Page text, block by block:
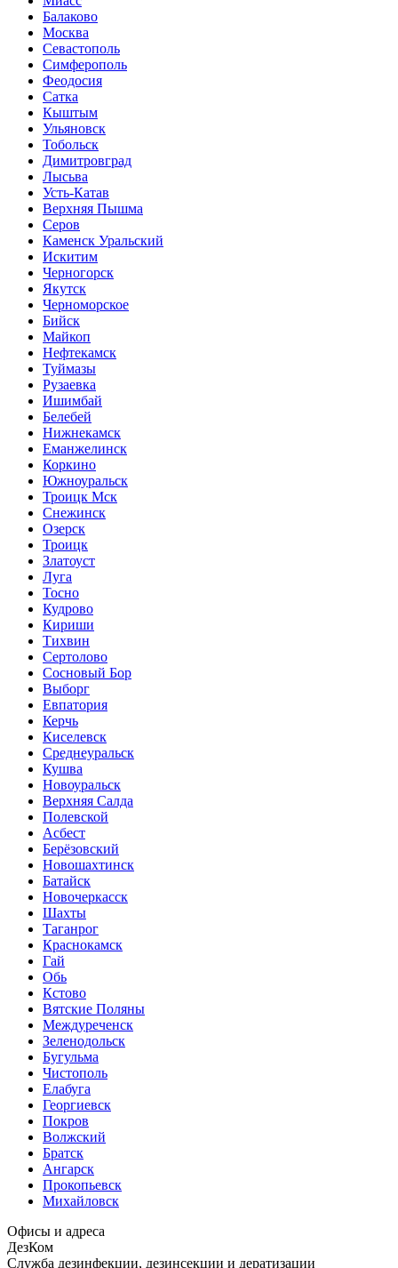
Балаково
Москва
Севастополь
Симферополь
Феодосия
Сатка
Кыштым
Ульяновск
Тобольск
Димитровград
Лысьва
Усть-Катав
Верхняя Пышма
Серов
Каменск Уральский
Искитим
Черногорск
Якутск
Черноморское
Бийск
Майкоп
Нефтекамск
Туймазы
Рузаевка
Ишимбай
Белебей
Нижнекамск
Еманжелинск
Коркино
Южноуральск
Троицк Мск
Снежинск
Озерск
Троицк
Златоуст
Луга
Тосно
Кудрово
Кириши
Тихвин
Сертолово
Сосновый Бор
Выборг
Евпатория
Керчь
Киселевск
Среднеуральск
Кушва
Новоуральск
Верхняя Салда
Полевской
Асбест
Берёзовский
Новошахтинск
Батайск
Новочеркасск
Шахты
Таганрог
Краснокамск
Гай
Обь
Кстово
Вятские Поляны
Междуреченск
Зеленодольск
Бугульма
Чистополь
Елабуга
Георгиевск
Покров
Волжский
Братск
Ангарск
Прокопьевск
Михайловск
Офисы и адреса
ДезКом
Служба дезинфекции, дезинсекции и дератизации